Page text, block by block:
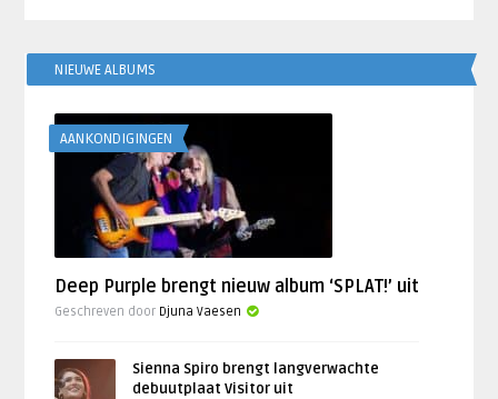
NIEUWE ALBUMS
AANKONDIGINGEN
Deep Purple brengt nieuw album ‘SPLAT!’ uit
Geschreven door Djuna Vaesen
Sienna Spiro brengt langverwachte
debuutplaat Visitor uit